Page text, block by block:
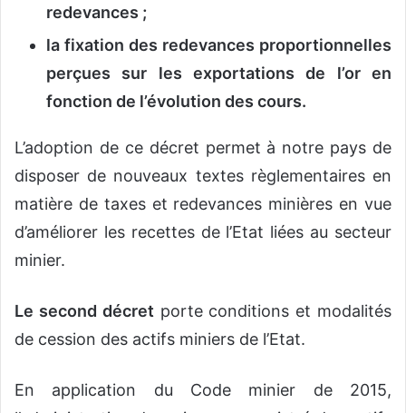
redevances ;
la fixation des redevances proportionnelles
perçues sur les exportations de l’or en
fonction de l’évolution des cours.
L’adoption de ce décret permet à notre pays de
disposer de nouveaux textes règlementaires en
matière de taxes et redevances minières en vue
d’améliorer les recettes de l’Etat liées au secteur
minier.
Le second décret porte conditions et modalités
de cession des actifs miniers de l’Etat.
En application du Code minier de 2015,